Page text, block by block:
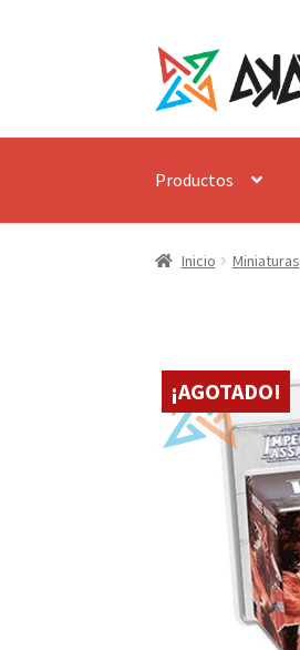
Ir
a
la
navegación
Ir
al
contenido
Productos
Inicio Miniaturas
¡AGOTADO!